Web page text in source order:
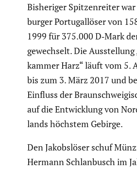
Bishe­riger Spitzen­reiter
burger Portu­gall­öser von
1999 für 375.000 D‑Mark
gewech­selt. Die
kammer Harz“ läuft vom 5.
bis zum 3. März 2017 und
Einfluss der
auf die Entwick­lung von
lands höchstem Gebirge.
Den Jakobs­löser schuf
Hermann Schlan­busch im